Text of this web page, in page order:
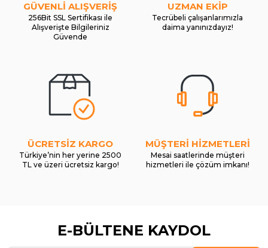
GÜVENLİ ALIŞVERİŞ
256Bit SSL Sertifikası ile
Alışverişte Bilgileriniz
Güvende
UZMAN EKİP
Tecrübeli çalışanlarımızla
daima yanınızdayız!
ÜCRETSİZ KARGO
Türkiye’nin her yerine 2500
TL ve üzeri ücretsiz kargo!
MÜŞTERİ HİZMETLERİ
Mesai saatlerinde müşteri
hizmetleri ile çözüm imkanı!
E-BÜLTENE KAYDOL